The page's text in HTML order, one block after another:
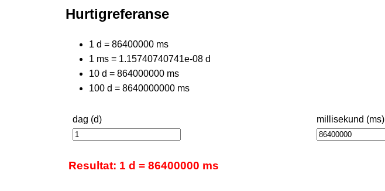
Hurtigreferanse
1 d = 86400000 ms
1 ms = 1.15740740741e-08 d
10 d = 864000000 ms
100 d = 8640000000 ms
dag (d) millisekund (ms)
Resultat: 1 d = 86400000 ms